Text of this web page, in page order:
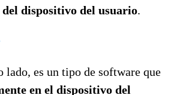
dispositivo del usuario.
lado, es un tipo de software que
en el dispositivo del